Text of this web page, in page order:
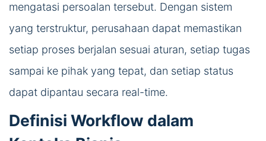
mengatasi persoalan tersebut. Dengan sistem
yang terstruktur, perusahaan dapat memastikan
setiap proses berjalan sesuai aturan, setiap tugas
sampai ke pihak yang tepat, dan setiap status
dapat dipantau secara real-time.
Definisi Workflow dalam